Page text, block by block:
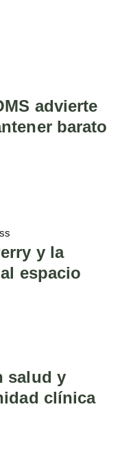
advierte
barato
y la
espacio
salud y
clínica